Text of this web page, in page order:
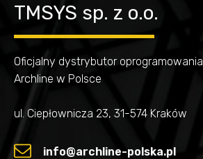
TMSYS sp. z o.o.
Oficjalny dystrybutor oprogramowania
Archline w Polsce
ul. Ciepłownicza 23, 31-574 Kraków
info@archline-polska.pl